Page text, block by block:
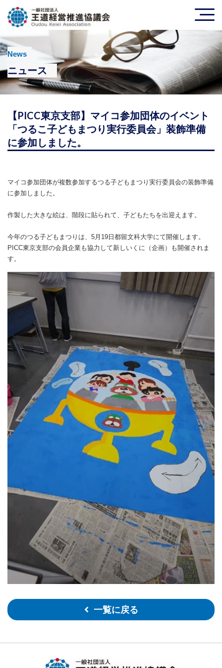
News
ニュース
【PICC東京支部】マイコ参加団体のイベント
「つるこ子どもまつり実行委員会」装飾準備
に参加しました。
マイコ参加団体が複数参加するつる子どもまつり実行委員会の装飾準備
に参加しました。
作製した大きな絵は、階段に貼られて、子どもたちを出迎えます。
今年のつる子どもまつりは、5月19日都留文科大学にて開催します。
PICC東京支部の会員企業も協力して新しいくに（企画）も開催されま
す。
一覧に戻る